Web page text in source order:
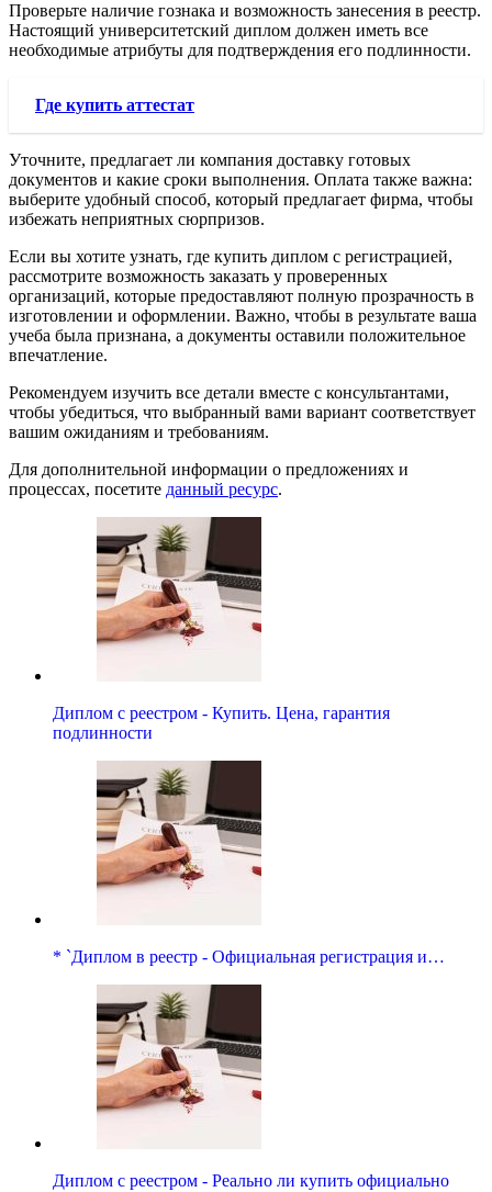
Проверьте наличие гознака и возможность занесения в реестр.
Настоящий университетский диплом должен иметь все
необходимые атрибуты для подтверждения его подлинности.
Где купить аттестат
Уточните, предлагает ли компания доставку готовых
документов и какие сроки выполнения. Оплата также важна:
выберите удобный способ, который предлагает фирма, чтобы
избежать неприятных сюрпризов.
Если вы хотите узнать, где купить диплом с регистрацией,
рассмотрите возможность заказать у проверенных
организаций, которые предоставляют полную прозрачность в
изготовлении и оформлении. Важно, чтобы в результате ваша
учеба была признана, а документы оставили положительное
впечатление.
Рекомендуем изучить все детали вместе с консультантами,
чтобы убедиться, что выбранный вами вариант соответствует
вашим ожиданиям и требованиям.
Для дополнительной информации о предложениях и
процессах, посетите данный ресурс.
Диплом с реестром - Купить. Цена, гарантия
подлинности
* `Диплом в реестр - Официальная регистрация и…
Диплом с реестром - Реально ли купить официально